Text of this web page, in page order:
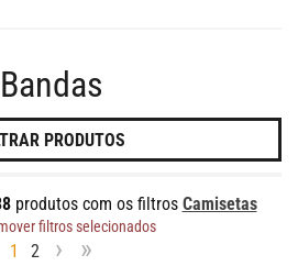
Bandas
PRODUTOS
produtoscom os filtros Camisetas
filtros selecionados
1 2 › »